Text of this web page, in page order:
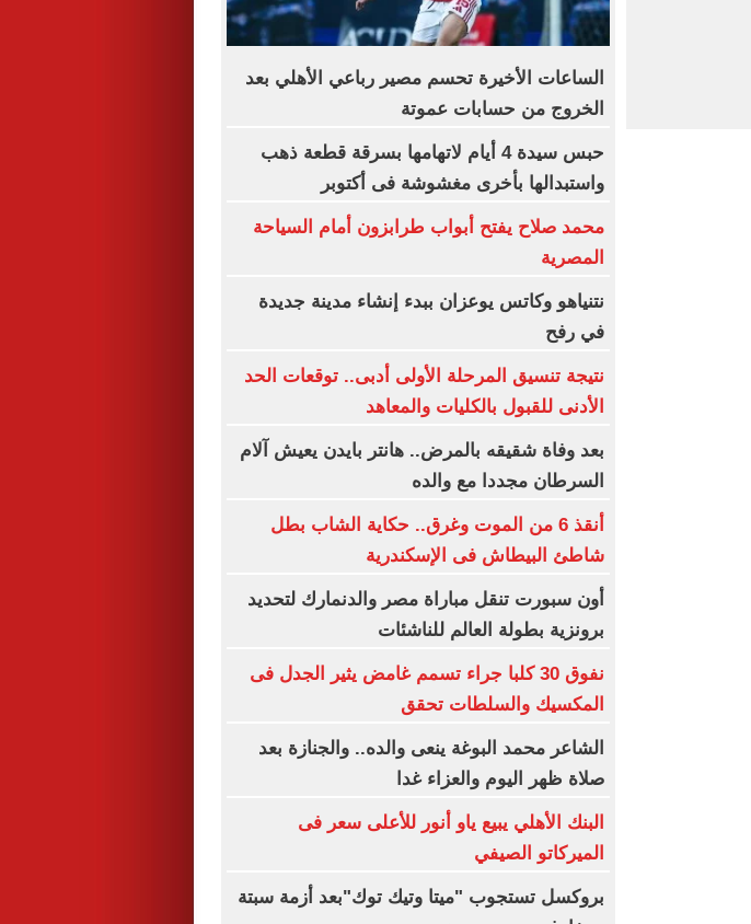
الساعات الأخيرة تحسم مصير رباعي الأهلي بعد
الخروج من حسابات عموتة
حبس سيدة 4 أيام لاتهامها بسرقة قطعة ذهب
واستبدالها بأخرى مغشوشة فى أكتوبر
محمد صلاح يفتح أبواب طرابزون أمام السياحة
المصرية
نتنياهو وكاتس يوعزان ببدء إنشاء مدينة جديدة
في رفح
نتيجة تنسيق المرحلة الأولى أدبى.. توقعات الحد
الأدنى للقبول بالكليات والمعاهد
بعد وفاة شقيقه بالمرض.. هانتر بايدن يعيش آلام
السرطان مجددا مع والده
أنقذ 6 من الموت وغرق.. حكاية الشاب بطل
شاطئ البيطاش فى الإسكندرية
أون سبورت تنقل مباراة مصر والدنمارك لتحديد
برونزية بطولة العالم للناشئات
نفوق 30 كلبا جراء تسمم غامض يثير الجدل فى
المكسيك والسلطات تحقق
الشاعر محمد البوغة ينعى والده.. والجنازة بعد
صلاة ظهر اليوم والعزاء غدا
البنك الأهلي يبيع ياو أنور للأعلى سعر فى
الميركاتو الصيفي
بروكسل تستجوب "ميتا وتيك توك"بعد أزمة سبتة